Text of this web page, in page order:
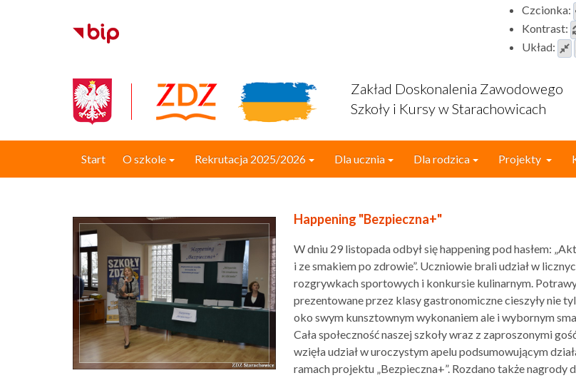
Czcionka:
Kontrast:
Układ:
Zakład Doskonalenia Zawodowego
Szkoły i Kursy w Starachowicach
Start O szkole Rekrutacja 2025/2026 Dla ucznia Dla rodzica Projekty
Happening "Bezpieczna+"
W dniu 29 listopada odbył się happening pod hasłem:
i ze smakiem po zdrowie”. Uczniowie brali udział w
rozgrywkach sportowych i konkursie kulinarnym.
prezentowane przez klasy gastronomiczne cieszyły nie
oko swym kunsztownym wykonaniem ale i wybornym
Cała społeczność naszej szkoły wraz z zaproszonymi
wzięła udział w uroczystym apelu podsumowującym
ramach projektu „Bezpieczna+”. Rozdano także nagrody